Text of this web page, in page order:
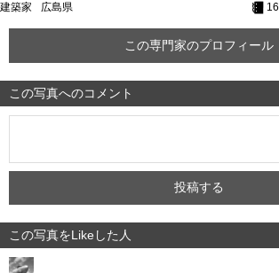
建築家 広島県 16
この専門家のプロフィール
この写真へのコメント
この写真をLikeした人